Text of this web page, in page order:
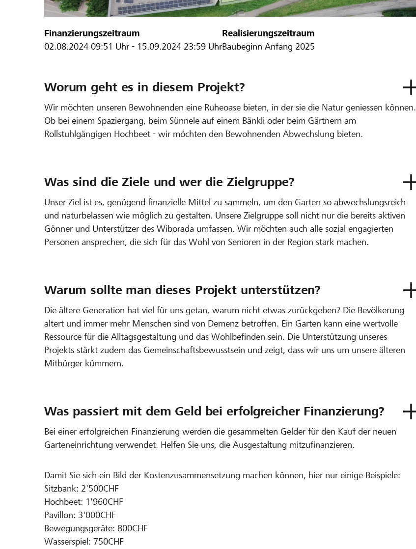
Finanzierungszeitraum
02.08.2024 09:51 Uhr - 15.09.2024 23:59 Uhr
Realisierungszeitraum
Baubeginn Anfang 2025
Worum geht es in diesem Projekt?
Wir möchten unseren Bewohnenden eine Ruheoase bieten, in der sie die Natur geniessen können.
Ob bei einem Spaziergang, beim Sünnele auf einem Bänkli oder beim Gärtnern am
Rollstuhlgängigen Hochbeet - wir möchten den Bewohnenden Abwechslung bieten.
Was sind die Ziele und wer die Zielgruppe?
Unser Ziel ist es, genügend finanzielle Mittel zu sammeln, um den Garten so abwechslungsreich
und naturbelassen wie möglich zu gestalten. Unsere Zielgruppe soll nicht nur die bereits aktiven
Gönner und Unterstützer des Wiborada umfassen. Wir möchten auch alle sozial engagierten
Personen ansprechen, die sich für das Wohl von Senioren in der Region stark machen.
Warum sollte man dieses Projekt unterstützen?
Die ältere Generation hat viel für uns getan, warum nicht etwas zurückgeben? Die Bevölkerung
altert und immer mehr Menschen sind von Demenz betroffen. Ein Garten kann eine wertvolle
Ressource für die Alltagsgestaltung und das Wohlbefinden sein. Die Unterstützung unseres
Projekts stärkt zudem das Gemeinschaftsbewusstsein und zeigt, dass wir uns um unsere älteren
Mitbürger kümmern.
Was passiert mit dem Geld bei erfolgreicher Finanzierung?
Bei einer erfolgreichen Finanzierung werden die gesammelten Gelder für den Kauf der neuen
Garteneinrichtung verwendet. Helfen Sie uns, die Ausgestaltung mitzufinanzieren.
Damit Sie sich ein Bild der Kostenzusammensetzung machen können, hier nur einige Beispiele:
Sitzbank: 2'500CHF
Hochbeet: 1'960CHF
Pavillon: 3'000CHF
Bewegungsgeräte: 800CHF
Wasserspiel: 750CHF